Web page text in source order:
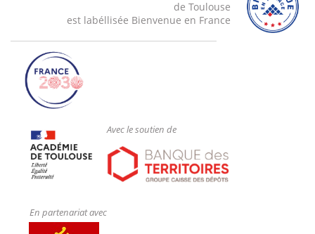
o Electrolytic treatments
o Chemical vapour deposition
o Physical vapour deposition
o Thermal projection
- Method & Means of controls (visual, thickness,
ductility, resistant to corrosion)
de Toulouse
est labéllisée Bienvenue en France
Avec le soutien de
En partenariat avec